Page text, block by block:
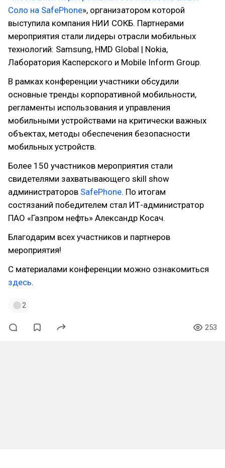
Соло на SafePhone», организатором которой
выступила компания НИИ СОКБ. Партнерами
мероприятия стали лидеры отрасли мобильных
технологий: Samsung, HMD Global | Nokia,
Лаборатория Касперского и Моbile Inform Group.
В рамках конференции участники обсудили
основные тренды корпоративной мобильности,
регламенты использования и управления
мобильными устройствами на критически важных
объектах, методы обеспечения безопасности
мобильных устройств.
Более 150 участников мероприятия стали
свидетелями захватывающего skill show
администраторов SafePhone. По итогам
состязаний победителем стал ИТ-администратор
ПАО «Газпром нефть» Александр Косач.
Благодарим всех участников и партнеров
мероприятия!
С материалами конференции можно ознакомиться
здесь.
2
253